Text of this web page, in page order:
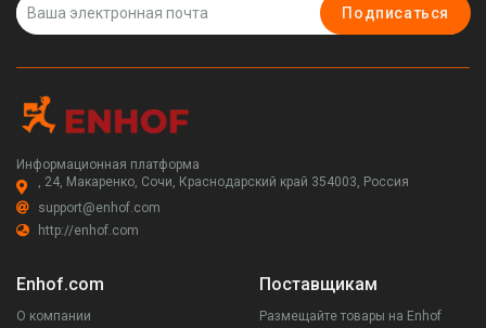
Подписаться
Информационная платформа
, 24, Макаренко, Сочи, Краснодарский край 354003, Россия
support@enhof.com
http://enhof.com
Enhof.com
О компании
Поставщикам
Размещайте товары на Enhof